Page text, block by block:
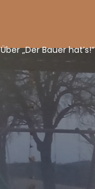
Über „Der Bauer hat’s!“